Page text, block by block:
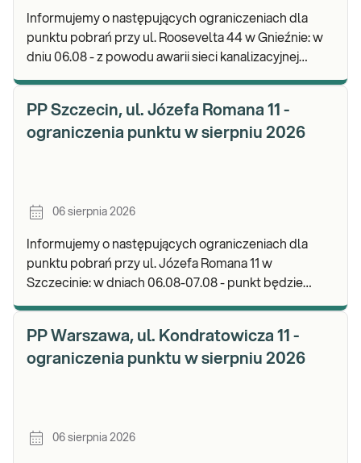
Informujemy o następujących ograniczeniach dla
punktu pobrań przy ul. Roosevelta 44 w Gnieźnie: w
dniu 06.08 - z powodu awarii sieci kanalizacyjnej
PP Szczecin, ul. Józefa Romana 11 -
ograniczenia punktu w sierpniu 2026
06 sierpnia 2026
Informujemy o następujących ograniczeniach dla
punktu pobrań przy ul. Józefa Romana 11 w
Szczecinie: w dniach 06.08-07.08 - punkt będzie
PP Warszawa, ul. Kondratowicza 11 -
ograniczenia punktu w sierpniu 2026
06 sierpnia 2026